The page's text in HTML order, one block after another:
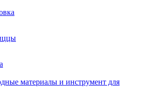
материалы и инструмент для